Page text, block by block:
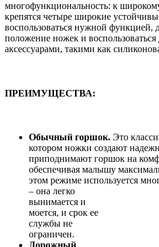
многофункциональность: к
крепятся четыре широкие
воспользоваться нужной функцией,
положение ножек и
аксессуарами, такими как
ПРЕИМУЩЕСТВА:
Обычный горшок. Это
котором ножки создают
приподнимают горшок на
обеспечивая малышу
этом режиме используется
– она легко
вынимается и
моется, и срок ее
службы не
ограничен.
Дорожный